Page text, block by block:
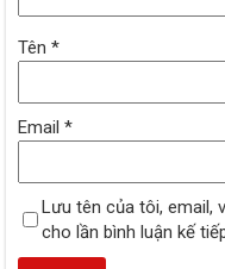
Tên *
Email *
Lưu tên của tôi, email,
cho lần bình luận kế